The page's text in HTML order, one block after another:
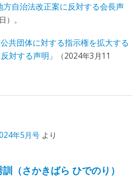
方自治法改正案に反対する会長声
）。
共団体に対する指示権を拡大する
対する声明 」（2024年3月11
年5月号より
（さかきばら ひでのり）